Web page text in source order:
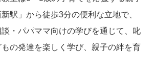
駅」から徒歩3分の便利な立地で、
・パパママ向けの学びを通じて、叱
の発達を楽しく学び、親子の絆を育